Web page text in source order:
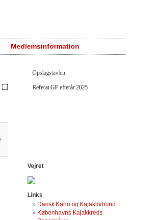
Medlemsinformation
Opslagstavlen
Referat GF efterår 2025
Vejret
Links
Dansk Kano og Kajakforbund
Københavns Kajakkreds